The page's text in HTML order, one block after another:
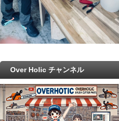
Over Holic チャンネル